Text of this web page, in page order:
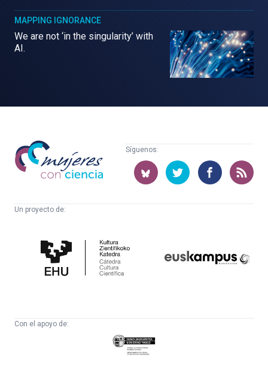
MAPPING IGNORANCE
We are not ‘in the singularity’ with
AI.
Mujeres
con
ciencia
Síguenos:
Un proyecto de:
Cultura
Científica
Con el apoyo de:
Eusko
Jaurlaritza